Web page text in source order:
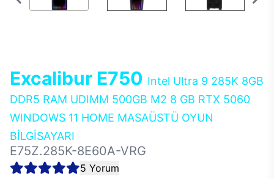
Excalibur E750 Intel Ultra 9 285K 8GB
DDR5 RAM UDIMM 500GB M2 8 GB RTX 5060
WINDOWS 11 HOME MASAÜSTÜ OYUN
BİLGİSAYARI
E75Z.285K-8E60A-VRG
5 Yorum